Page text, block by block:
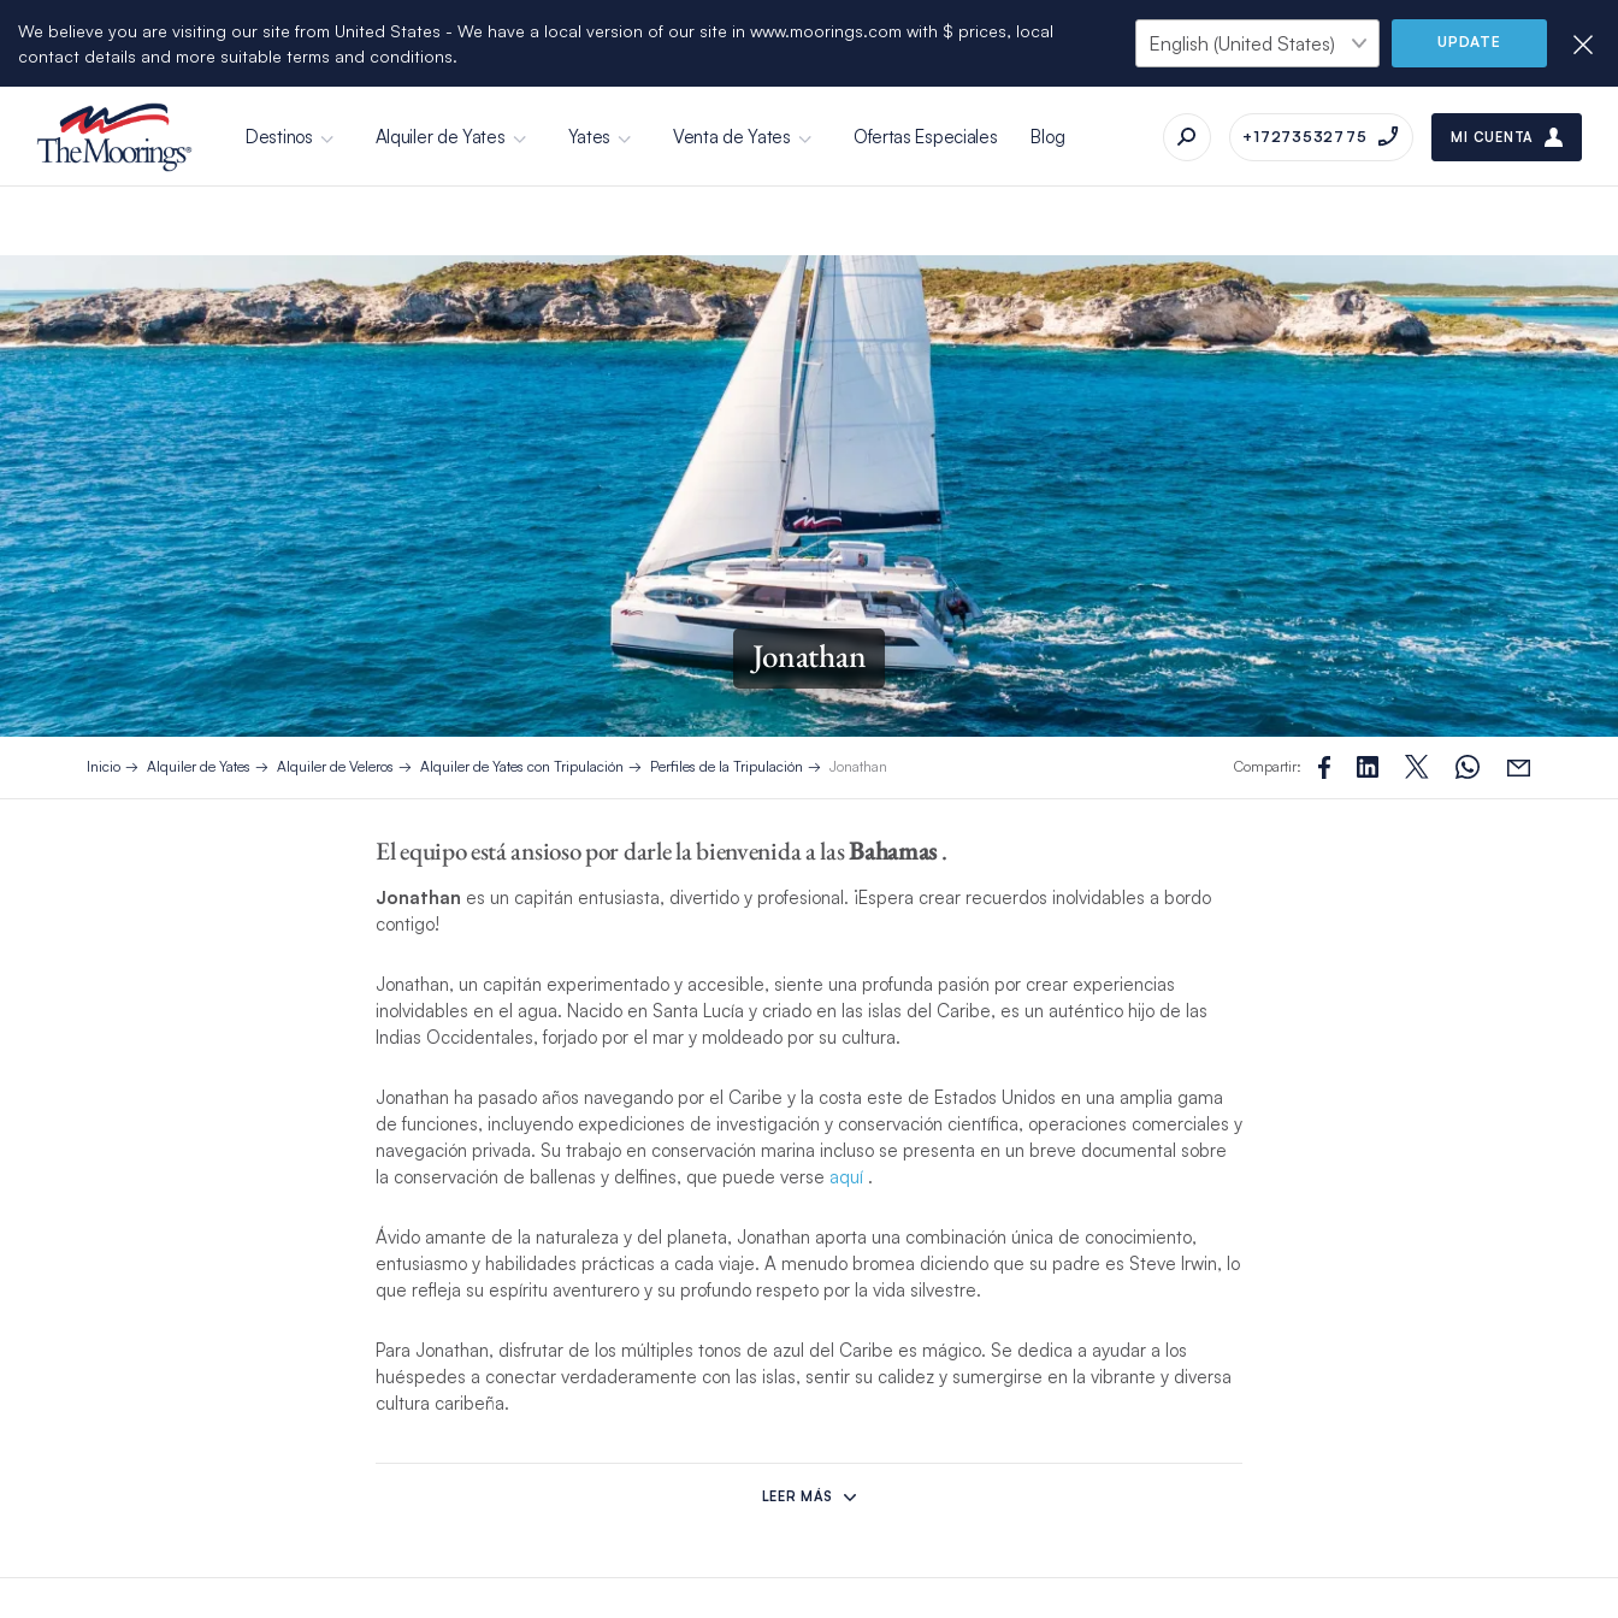
We believe you are visiting our site from United States - We have a local version of our site in www.moorings.com with $ prices, local
contact details and more suitable terms and conditions.
UPDATE
Destinos Alquiler de Yates Yates Venta de Yates Ofertas Especiales Blog +17273532775 MI CUENTA
Jonathan
Inicio Alquiler de Yates Alquiler de Veleros Alquiler de Yates con Tripulación Perfiles de la Tripulación Jonathan Compartir:
El equipo está ansioso por darle la bienvenida a lasBahamas.
Jonathan es un capitán entusiasta, divertido y profesional. ¡Espera crear recuerdos inolvidables a bordo
contigo!
Jonathan, un capitán experimentado y accesible, siente una profunda pasión por crear experiencias
inolvidables en el agua. Nacido en Santa Lucía y criado en las islas del Caribe, es un auténtico hijo de las
Indias Occidentales, forjado por el mar y moldeado por su cultura.
Jonathan ha pasado años navegando por el Caribe y la costa este de Estados Unidos en una amplia gama
de funciones, incluyendo expediciones de investigación y conservación científica, operaciones comerciales y
navegación privada. Su trabajo en conservación marina incluso se presenta en un breve documental sobre
la conservación de ballenas y delfines, que puede verse aquí .
Ávido amante de la naturaleza y del planeta, Jonathan aporta una combinación única de conocimiento,
entusiasmo y habilidades prácticas a cada viaje. A menudo bromea diciendo que su padre es Steve Irwin, lo
que refleja su espíritu aventurero y su profundo respeto por la vida silvestre.
Para Jonathan, disfrutar de los múltiples tonos de azul del Caribe es mágico. Se dedica a ayudar a los
huéspedes a conectar verdaderamente con las islas, sentir su calidez y sumergirse en la vibrante y diversa
cultura caribeña.
*Notas:
servicios del paquete. Más información aquí .
LEER MÁS